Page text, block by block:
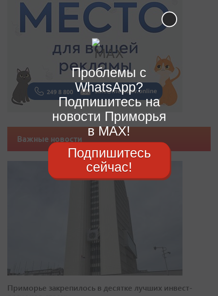
Важные новости
Приморье закрепилось в десятке лучших инвест-
Проблемы с
WhatsApp?
Подпишитесь на
новости Приморья
в MAX!
Подпишитесь
сейчас!